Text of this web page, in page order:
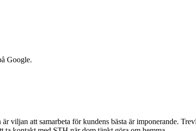
Google.
viljan att samarbeta för kundens bästa är imponerande.